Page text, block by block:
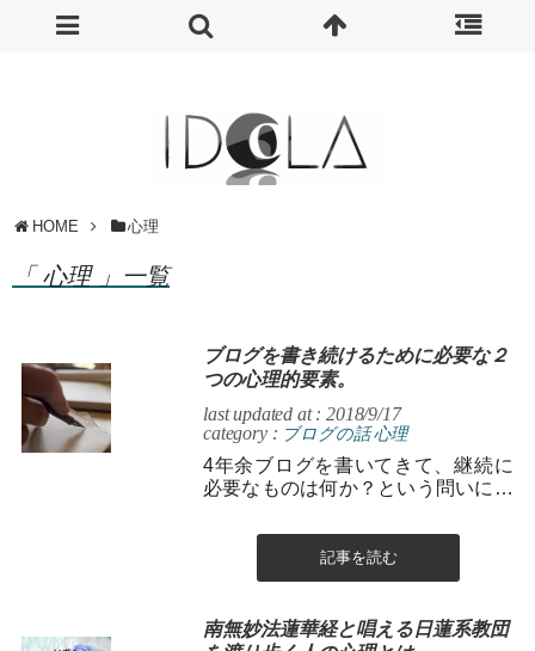
HOME 心理
「 心理 」一覧
ブログを書き続けるために必要な２
つの心理的要素。
last updated at : 2018/9/17
category : ブログの話 心理
4年余ブログを書いてきて、継続に
必要なものは何か？という問いに対
記事を読む
南無妙法蓮華経と唱える日蓮系教団